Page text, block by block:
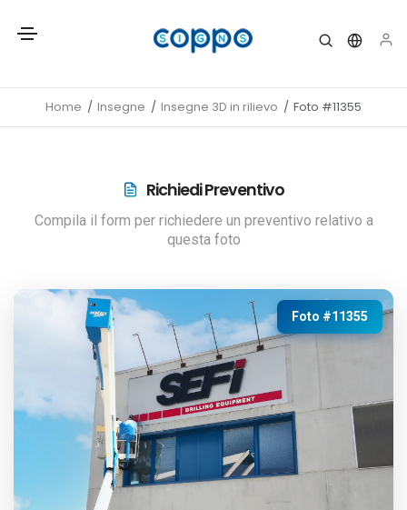
Home Insegne Insegne 3D in rilievo Foto #11355
Richiedi Preventivo
Compila il form per richiedere un preventivo relativo a
questa foto
Foto #11355